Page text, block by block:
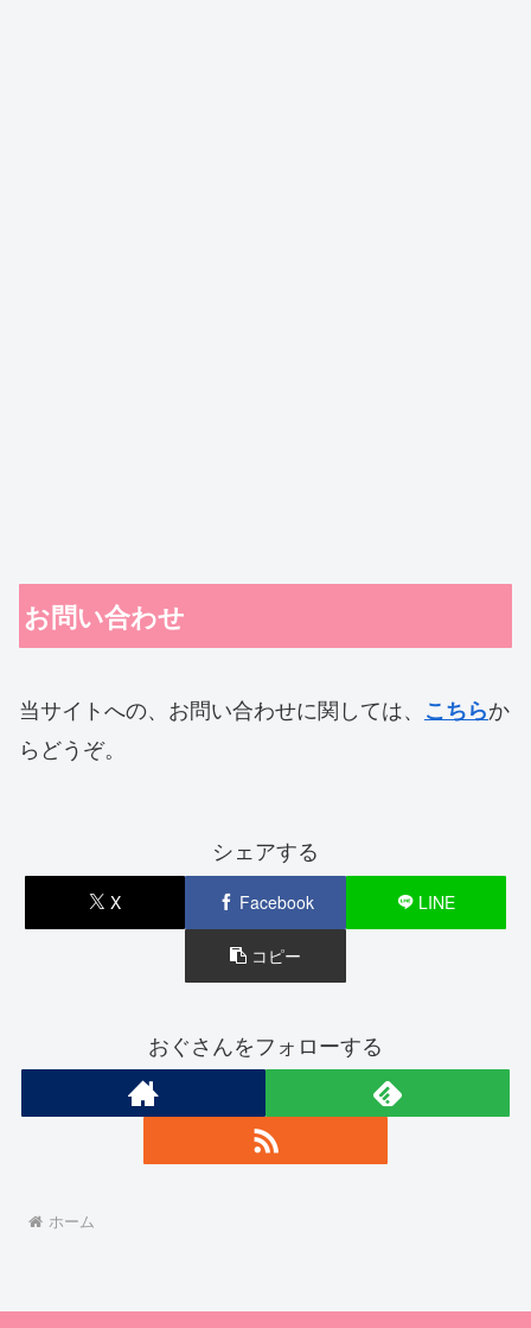
お問い合わせ
当サイトへの、お問い合わせに関しては、 こちらか
らどうぞ。
シェアする
X Facebook LINE
コピー
おぐさんをフォローする
ホーム